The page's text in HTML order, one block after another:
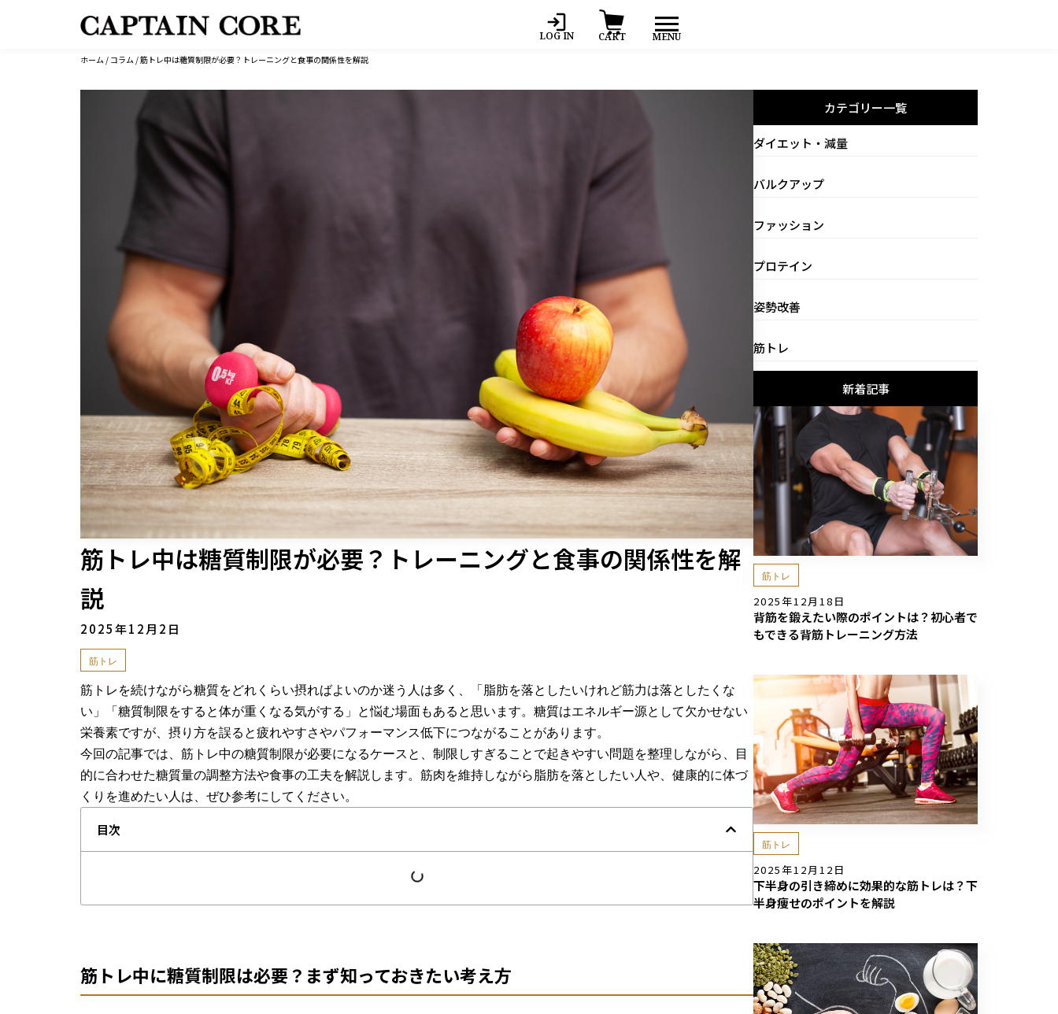
LOG IN CART MENU
ホーム / コラム / 筋トレ中は糖質制限が必要？トレーニングと食事の関係性を解説
筋トレ中は糖質制限が必要？トレーニングと食事の関係性を解
説
2025年12月2日
筋トレ
筋トレを続けながら糖質をどれくらい摂ればよいのか迷う人は多く、「脂肪を落としたいけれど筋力は落としたくな
い」「糖質制限をすると体が重くなる気がする」と悩む場面もあると思います。糖質はエネルギー源として欠かせない
栄養素ですが、摂り方を誤ると疲れやすさやパフォーマンス低下につながることがあります。
今回の記事では、筋トレ中の糖質制限が必要になるケースと、制限しすぎることで起きやすい問題を整理しながら、目
的に合わせた糖質量の調整方法や食事の工夫を解説します。筋肉を維持しながら脂肪を落としたい人や、健康的に体づ
くりを進めたい人は、ぜひ参考にしてください。
目次
筋トレ中に糖質制限は必要？まず知っておきたい考え方
カテゴリー一覧
ダイエット・減量
バルクアップ
ファッション
プロテイン
姿勢改善
筋トレ
新着記事
筋トレ
2025年12月18日
背筋を鍛えたい際のポイントは？初心者で
もできる背筋トレーニング方法
筋トレ
2025年12月12日
下半身の引き締めに効果的な筋トレは？下
半身痩せのポイントを解説